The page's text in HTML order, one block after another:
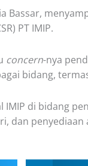
Bassar,
PT IMIP.
concern-nya
bidang,
di bidang
dan